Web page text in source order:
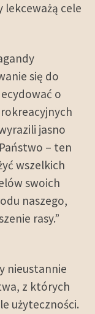
cele
się do
o
jasno
– ten
wszelkich
swoich
naszego,
rasy.”
nieustannie
z których
użyteczności.